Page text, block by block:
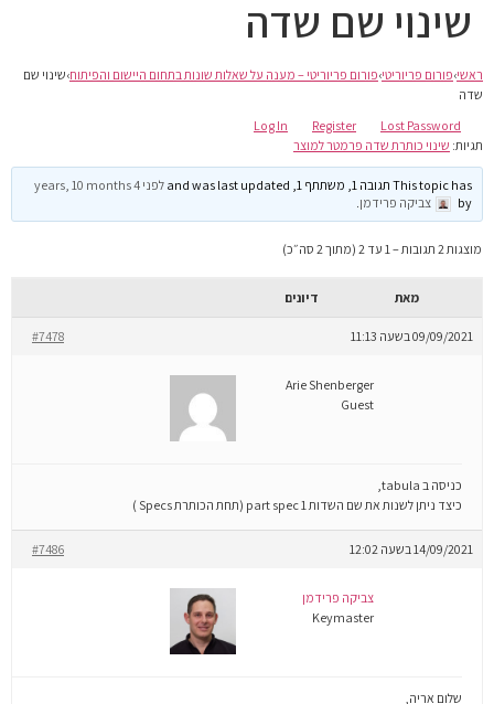
שינוי שם שדה
ראשי›פורום פריוריטי›פורום פריוריטי – מענה על שאלות שונות בתחום היישום והפיתוח›שינוי שם
שדה
Log In
Register
Lost Password
תגיות: שינוי כותרת שדה פרמטר למוצר
This topic has תגובה 1, משתתף 1, and was last updated
לפני 4 years, 10 months
by
צביקה פרידמן
מוצגות 2 תגובות – 1 עד 2 (מתוך 2 סה״כ)
מאת דיונים
09/09/2021 בשעה 11:13 #7478
Arie Shenberger
Guest
כניסה ב tabula,
כיצד ניתן לשנות את שם השדות part spec 1 (תחת הכותרת Specs )
14/09/2021 בשעה 12:02 #7486
צביקה פרידמן
Keymaster
שלום אריה,